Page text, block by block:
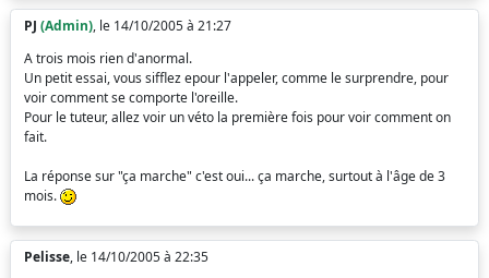
PJ (Admin), le 14/10/2005 à 21:27
A trois mois rien d'anormal.
Un petit essai, vous sifflez epour l'appeler, comme le surprendre, pour
voir comment se comporte l'oreille.
Pour le tuteur, allez voir un véto la première fois pour voir comment on
fait.
La réponse sur "ça marche" c'est oui... ça marche, surtout à l'âge de 3
mois.
Pelisse, le 14/10/2005 à 22:35